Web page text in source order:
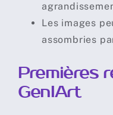
Les images
assombries
Premières
GenIArt